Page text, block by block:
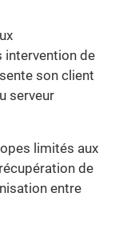
intervention de
son client
serveur
limités aux
de
entre